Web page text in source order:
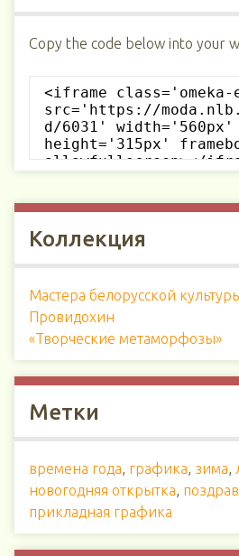
Copy the code below into your
Коллекция
Мастера белорусской
Провидохин
«Творческие метаморфозы»
Метки
времена года, графика, зима,
новогодняя открытка,
прикладная графика